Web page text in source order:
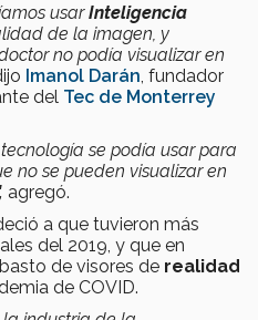
usarInteligencia
de la imagen, y
no podía visualizar en
Imanol Darán , fundador
del Tec de Monterrey
se podía usar para
no se pueden visualizar en
agregó.
a que tuvieron más
del 2019, y que en
de visores de realidad
de COVID.